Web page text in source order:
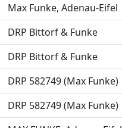
Max Funke, Adenau-Eifel
DRP Bittorf & Funke
DRP Bittorf & Funke
DRP 582749 (Max Funke)
DRP 582749 (Max Funke)